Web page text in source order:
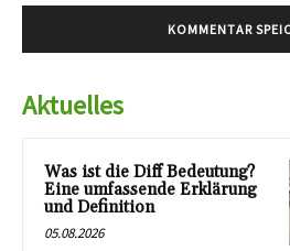
Aktuelles
Was ist die Diff Bedeutung?
Eine umfassende Erklärung
und Definition
05.08.2026